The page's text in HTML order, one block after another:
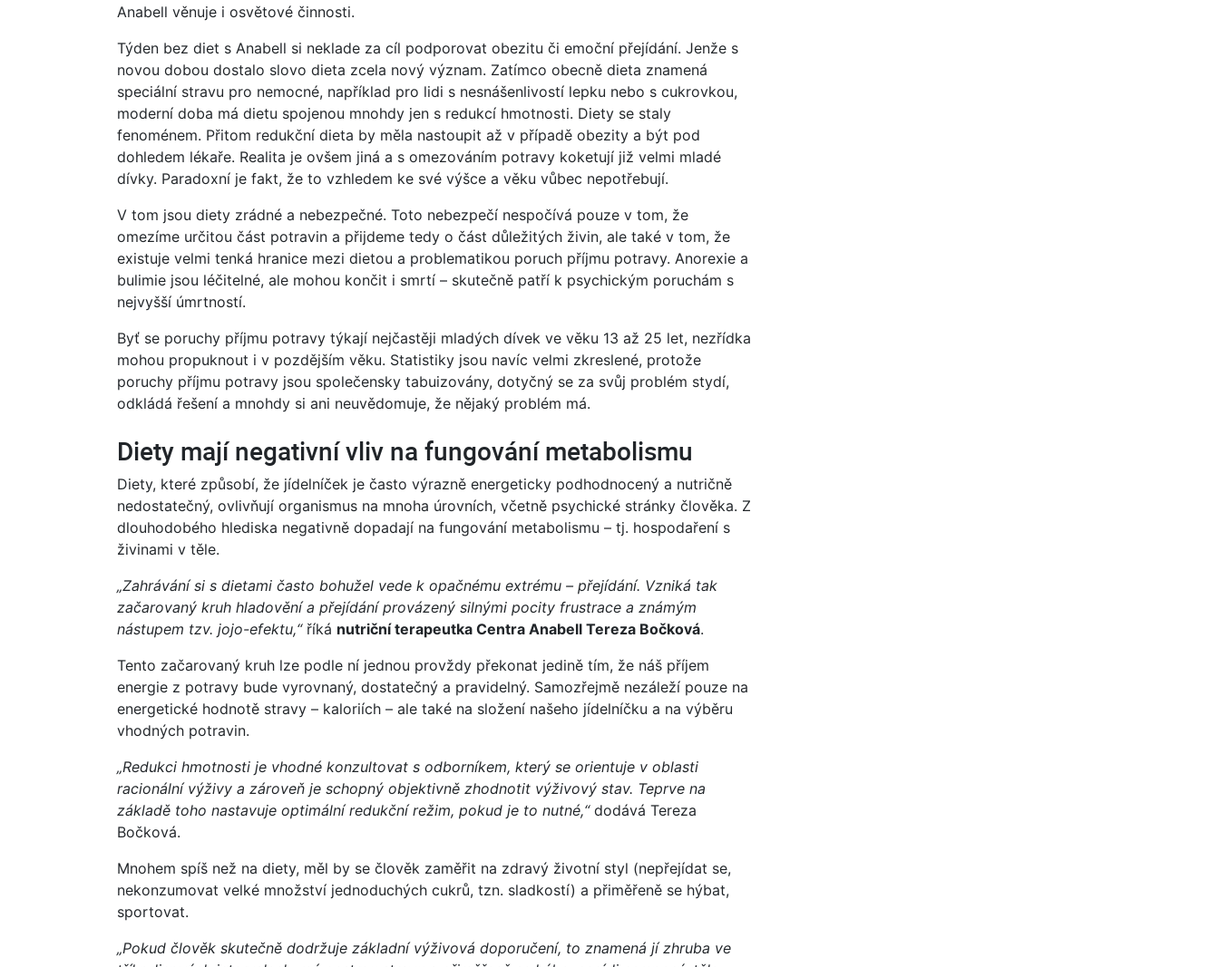
Anabell věnuje i osvětové činnosti.
Týden bez diet s Anabell si neklade za cíl podporovat obezitu či emoční přejídání. Jenže s
novou dobou dostalo slovo dieta zcela nový význam. Zatímco obecně dieta znamená
speciální stravu pro nemocné, například pro lidi s nesnášenlivostí lepku nebo s cukrovkou,
moderní doba má dietu spojenou mnohdy jen s redukcí hmotnosti. Diety se staly
fenoménem. Přitom redukční dieta by měla nastoupit až v případě obezity a být pod
dohledem lékaře. Realita je ovšem jiná a s omezováním potravy koketují již velmi mladé
dívky. Paradoxní je fakt, že to vzhledem ke své výšce a věku vůbec nepotřebují.
V tom jsou diety zrádné a nebezpečné. Toto nebezpečí nespočívá pouze v tom, že
omezíme určitou část potravin a přijdeme tedy o část důležitých živin, ale také v tom, že
existuje velmi tenká hranice mezi dietou a problematikou poruch příjmu potravy. Anorexie a
bulimie jsou léčitelné, ale mohou končit i smrtí – skutečně patří k psychickým poruchám s
nejvyšší úmrtností.
Byť se poruchy příjmu potravy týkají nejčastěji mladých dívek ve věku 13 až 25 let, nezřídka
mohou propuknout i v pozdějším věku. Statistiky jsou navíc velmi zkreslené, protože
poruchy příjmu potravy jsou společensky tabuizovány, dotyčný se za svůj problém stydí,
odkládá řešení a mnohdy si ani neuvědomuje, že nějaký problém má.
Diety mají negativní vliv na fungování metabolismu
Diety, které způsobí, že jídelníček je často výrazně energeticky podhodnocený a nutričně
nedostatečný, ovlivňují organismus na mnoha úrovních, včetně psychické stránky člověka. Z
dlouhodobého hlediska negativně dopadají na fungování metabolismu – tj. hospodaření s
živinami v těle.
„Zahrávání si s dietami často bohužel vede k opačnému extrému – přejídání. Vzniká tak
začarovaný kruh hladovění a přejídání provázený silnými pocity frustrace a známým
nástupem tzv. jojo-efektu,“říká nutriční terapeutka Centra Anabell Tereza Bočková.
Tento začarovaný kruh lze podle ní jednou provždy překonat jedině tím, že náš příjem
energie z potravy bude vyrovnaný, dostatečný a pravidelný. Samozřejmě nezáleží pouze na
energetické hodnotě stravy – kaloriích – ale také na složení našeho jídelníčku a na výběru
vhodných potravin.
„Redukci hmotnosti je vhodné konzultovat s odborníkem, který se orientuje v oblasti
racionální výživy a zároveň je schopný objektivně zhodnotit výživový stav. Teprve na
základě toho nastavuje optimální redukční režim, pokud je to nutné,“dodává Tereza
Bočková.
Mnohem spíš než na diety, měl by se člověk zaměřit na zdravý životní styl (nepřejídat se,
nekonzumovat velké množství jednoduchých cukrů, tzn. sladkostí) a přiměřeně se hýbat,
sportovat.
„Pokud člověk skutečně dodržuje základní výživová doporučení, to znamená jí zhruba ve